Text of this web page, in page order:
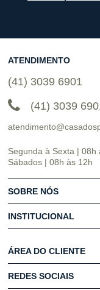
ATENDIMENTO
(41) 3039 6901
(41) 3039
Segunda à Sexta | 08h
Sábados | 08h às 12h
SOBRE NÓS
INSTITUCIONAL
ÁREA DO CLIENTE
REDES SOCIAIS